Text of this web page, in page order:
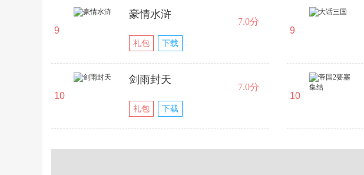
9
豪情水浒
礼包 下载
7.0分
10
剑雨封天
礼包 下载
7.0分
9
10